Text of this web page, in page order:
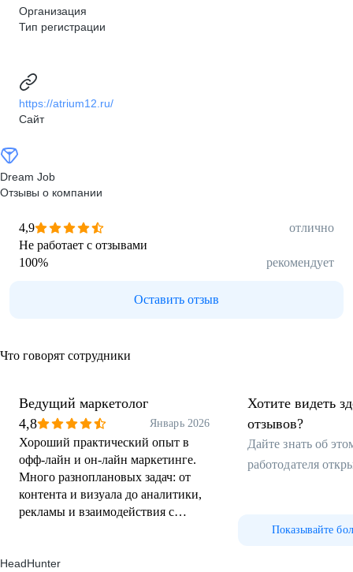
Организация
Тип регистрации
https://atrium12.ru/
Сайт
Dream Job
Отзывы о компании
4,9
отлично
Не работает с отзывами
100% рекомендует
Оставить отзыв
Что говорят сотрудники
Ведущий маркетолог
4,8
Январь 2026
Хороший практический опыт в
офф-лайн и он-лайн маркетинге.
Много разноплановых задач: от
контента и визуала до аналитики,
рекламы и взаимодействия с
мышления и научиться работать в
Хотите видеть
отзывов?
Дайте знать об
работодателя
Показывайте
HeadHunter